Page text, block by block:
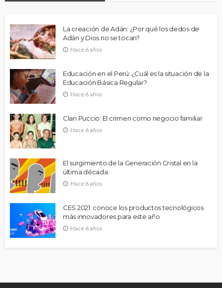
La creación de Adán: ¿Por qué los dedos de
Adán y Dios no se tocan?
Hace 6 años
Educación en el Perú: ¿Cuál es la situación de la
Educación Básica Regular?
Hace 6 años
Clan Puccio: El crimen como negocio familiar
Hace 6 años
El surgimiento de la Generación Cristal en la
última década.
Hace 6 años
CES 2021: conoce los productos tecnológicos
más innovadores para este año
Hace 6 años